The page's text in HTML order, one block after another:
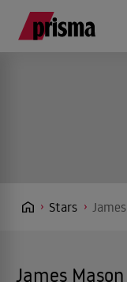
Stars
James Mason